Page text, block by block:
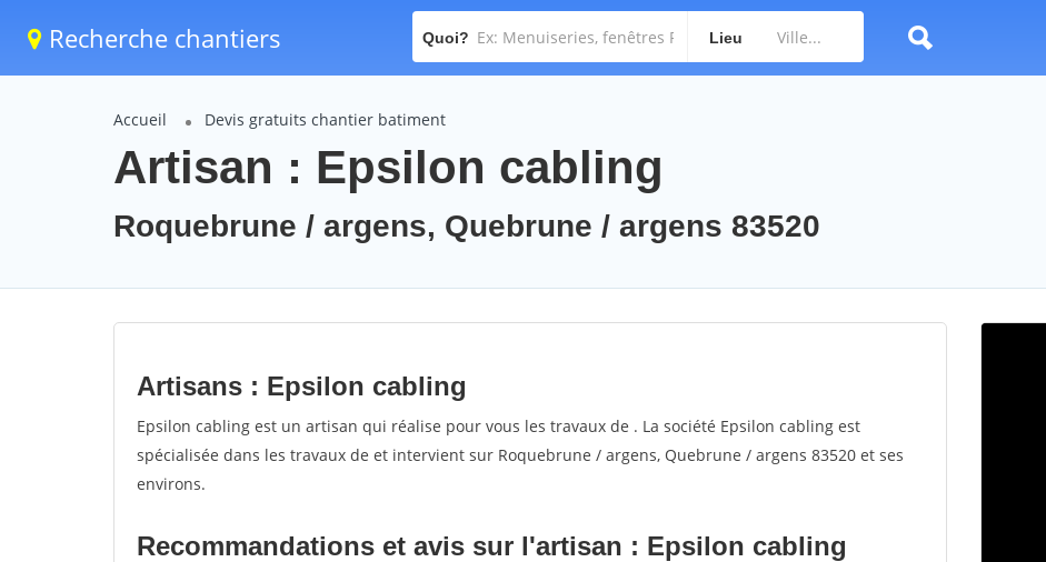
Recherche chantiers Quoi? Lieu
Accueil Devis gratuits chantier batiment
Artisan : Epsilon cabling
Roquebrune / argens, Quebrune / argens 83520
Artisans : Epsilon cabling
Epsilon cabling est un artisan qui réalise pour vous les travaux de . La société Epsilon cabling est
spécialisée dans les travaux de et intervient sur Roquebrune / argens, Quebrune / argens 83520 et ses
environs.
Recommandations et avis sur l'artisan : Epsilon cabling